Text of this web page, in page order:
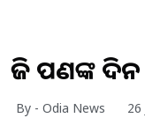
ଆଜି ଆପଣଙ୍କ
By - Odia News 26